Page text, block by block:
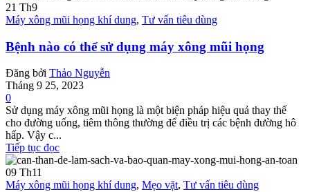
21 Th9
Máy xông mũi họng khí dung, Tư vấn tiêu dùng
Bệnh nào có thể sử dụng máy xông mũi họng
Đăng bởi Thảo Nguyễn
Tháng 9 25, 2023
0
Sử dụng máy xông mũi họng là một biện pháp hiệu quả thay thế
cho đường uống, tiêm thông thường để điều trị các bệnh đường hô
hấp. Vậy c...
Tiếp tục đọc
09 Th11
Máy xông mũi họng khí dung, Mẹo vặt, Tư vấn tiêu dùng